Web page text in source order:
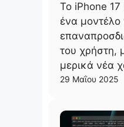
Το iPhone 17
ένα μοντέλο
του χρήστη,
μερικά νέα
29 Μαΐου 2025